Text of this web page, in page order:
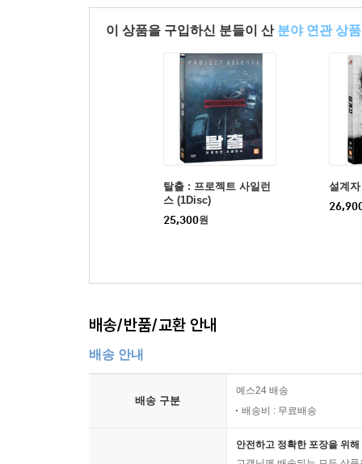
이 상품을 구입하신 분들이 산 분야 연관 상품
탈출 : 프로젝트 사일런
스 (1Disc)
25,300원
설계
배송/반품/교환 안내
배송 안내
배송 구분
예스24 배송
배송비 : 무료배송
안전하고 정확한 포장을 위